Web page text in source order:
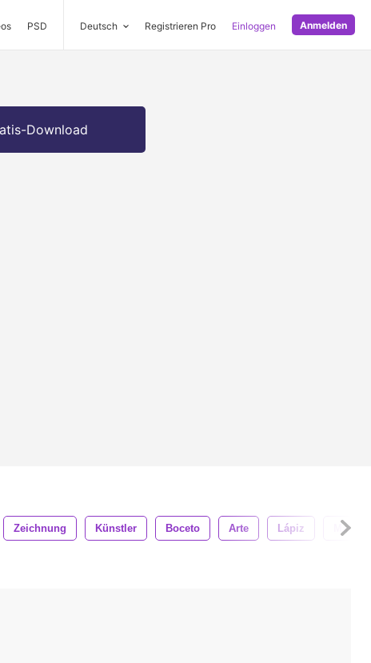
PSD Deutsch Registrieren Pro Einloggen Anmelden
Download
Zeichnung Künstler Boceto Arte Lápiz Mano